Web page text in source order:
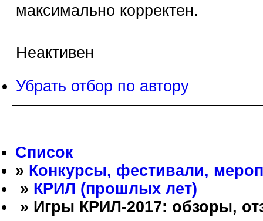
максимально корректен.
Неактивен
Убрать отбор по автору
Список
» Конкурсы, фестивали,
» КРИЛ (прошлых лет)
» Игры КРИЛ-2017: обзоры,